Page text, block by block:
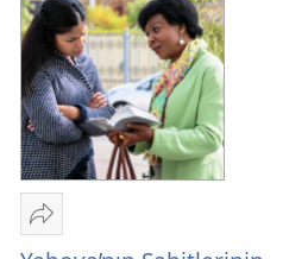
Etkinlikler
Paylaş